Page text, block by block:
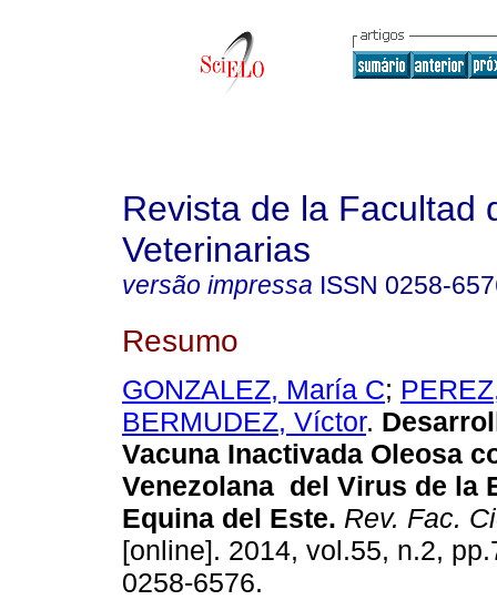
Revista de la Facultad
Veterinarias
versão impressa ISSN 0258-
Resumo
GONZALEZ, María C;
BERMUDEZ, Víctor.
Vacuna Inactivada Oleosa
Venezolana del Virus de la
Equina del Este. Rev. Fac.
[online]. 2014, vol.55, n.2,
0258-6576.